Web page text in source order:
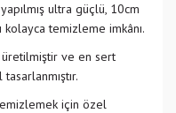
ultra güçlü, 10cm
kolayca temizleme imkânı.
üretilmiştir ve en sert
için özel